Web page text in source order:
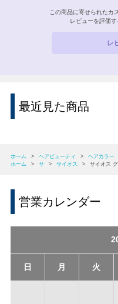
この商品に寄せられたカ
レビューを評価す
レ
最近見た商品
ホーム > ヘアビューティ > ヘアカラー
ホーム
> サ > サイオス > サイオス
営業カレンダー
日 月 火